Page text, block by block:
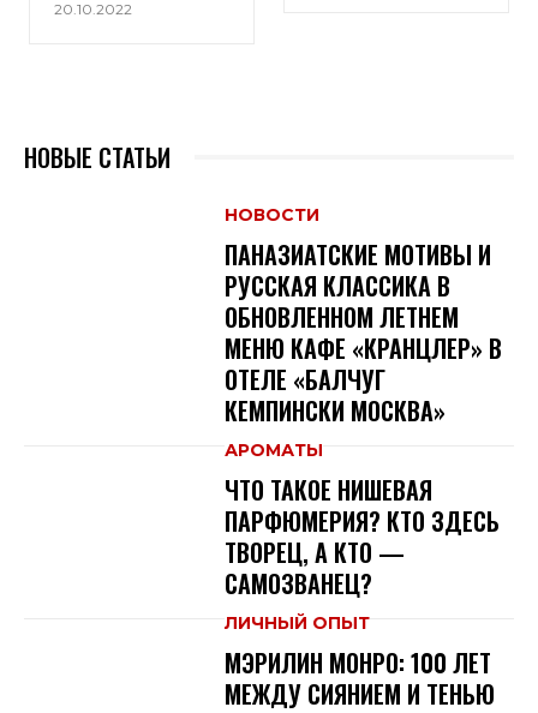
20.10.2022
НОВЫЕ СТАТЬИ
НОВОСТИ
ПАНАЗИАТСКИЕ МОТИВЫ И
РУССКАЯ КЛАССИКА В
ОБНОВЛЕННОМ ЛЕТНЕМ
МЕНЮ КАФЕ «КРАНЦЛЕР» В
ОТЕЛЕ «БАЛЧУГ
КЕМПИНСКИ МОСКВА»
АРОМАТЫ
ЧТО ТАКОЕ НИШЕВАЯ
ПАРФЮМЕРИЯ? КТО ЗДЕСЬ
ТВОРЕЦ, А КТО —
САМОЗВАНЕЦ?
ЛИЧНЫЙ ОПЫТ
МЭРИЛИН МОНРО: 100 ЛЕТ
МЕЖДУ СИЯНИЕМ И ТЕНЬЮ